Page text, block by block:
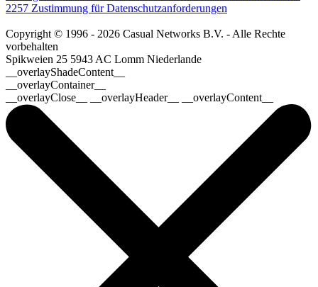
2257 Zustimmung für Datenschutzanforderungen
Copyright © 1996 - 2026 Casual Networks B.V. - Alle Rechte
vorbehalten
Spikweien 25 5943 AC Lomm Niederlande
__overlayShadeContent__
__overlayContainer__
__overlayClose__ __overlayHeader__ __overlayContent__